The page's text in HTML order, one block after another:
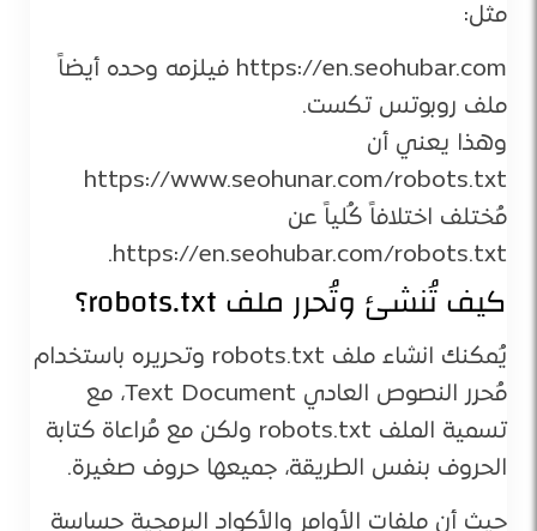
مثل:
https://en.seohubar.com فيلزمه وحده أيضاً
ملف روبوتس تكست.
وهذا يعني أن
https://www.seohunar.com/robots.txt
مُختلف اختلافاً كُلياً عن
https://en.seohubar.com/robots.txt.
كيف تُنشئ وتُحرر ملف robots.txt؟
يُمكنك انشاء ملف robots.txt وتحريره باستخدام
مُحرر النصوص العادي Text Document، مع
تسمية الملف robots.txt ولكن مع مُراعاة كتابة
الحروف بنفس الطريقة، جميعها حروف صغيرة.
حيث أن ملفات الأوامر والأكواد البرمجية حساسة